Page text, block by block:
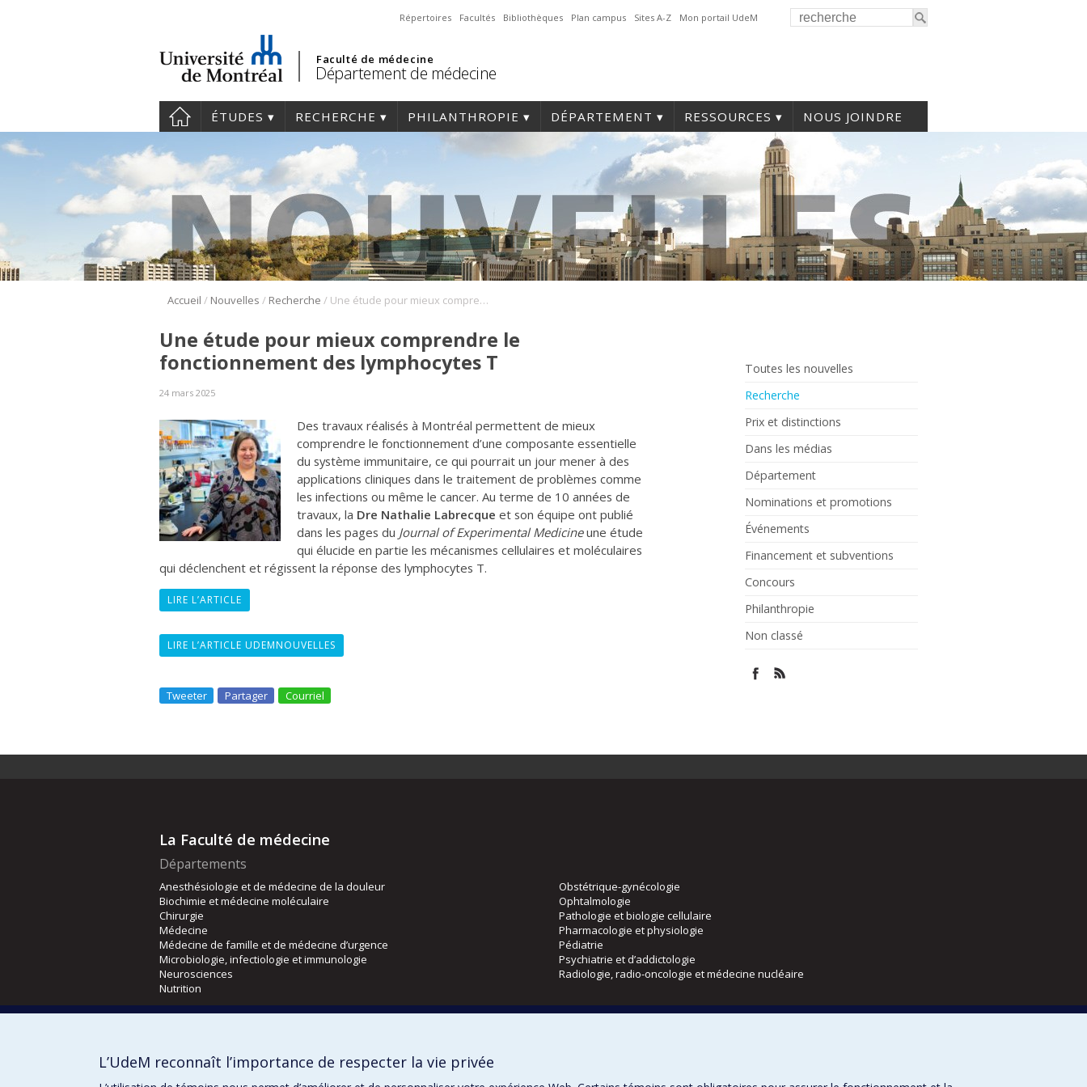
Répertoires Facultés Bibliothèques Plan campus Sites A-Z Mon portail UdeM
Faculté de médecine
Département de médecine
ÉTUDES RECHERCHE PHILANTHROPIE DÉPARTEMENT RESSOURCES NOUS JOINDRE
Accueil / Nouvelles / Recherche / Une étude pour mieux comprendre le fonctionnement des lymphocytes T
Toutes les nouvelles
Recherche
Prix et distinctions
Dans les médias
Département
Nominations et promotions
Événements
Financement et subventions
Concours
Philanthropie
Non classé
Une étude pour mieux comprendre le
fonctionnement des lymphocytes T
24 mars 2025
Des travaux réalisés à Montréal permettent de mieux
comprendre le fonctionnement d’une composante essentielle
du système immunitaire, ce qui pourrait un jour mener à des
applications cliniques dans le traitement de problèmes comme
les infections ou même le cancer. Au terme de 10 années de
travaux, la Dre Nathalie Labrecque et son équipe ont publié
dans les pages du Journal of Experimental Medicineune étude
qui élucide en partie les mécanismes cellulaires et moléculaires
qui déclenchent et régissent la réponse des lymphocytes T.
LIRE L’ARTICLE
LIRE L’ARTICLE UDEMNOUVELLES
Tweeter Partager Courriel
La Faculté de médecine
Départements
Anesthésiologie et de médecine de la douleur
Biochimie et médecine moléculaire
Chirurgie
Médecine
Médecine de famille et de médecine d’urgence
Microbiologie, infectiologie et immunologie
Neurosciences
Nutrition
Obstétrique-gynécologie
Ophtalmologie
Pathologie et biologie cellulaire
Pharmacologie et physiologie
Pédiatrie
Psychiatrie et d’addictologie
Radiologie, radio-oncologie et médecine nucléaire
Orthophonie et audiologie
L’UdeM reconnaît l’importance de respecter la vie privée